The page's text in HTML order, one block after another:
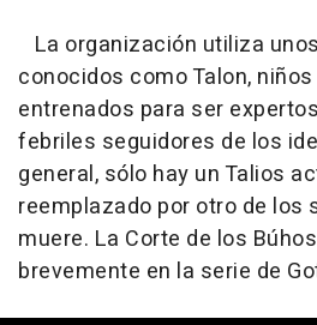
La organización utiliza
conocidos como Talon,
entrenados para ser
febriles seguidores de los
general, sólo hay un Talios
reemplazado por otro de los
muere. La Corte de los
brevemente en la serie de